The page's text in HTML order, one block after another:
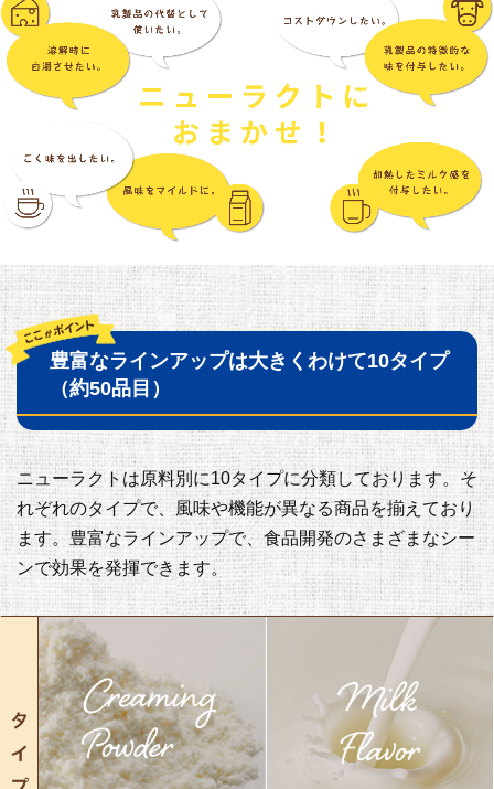
豊富なラインアップは大きくわけて10タイプ
（約50品目）
ニューラクトは原料別に10タイプに分類しております。そ
れぞれのタイプで、風味や機能が異なる商品を揃えており
ます。豊富なラインアップで、食品開発のさまざまなシー
ンで効果を発揮できます。